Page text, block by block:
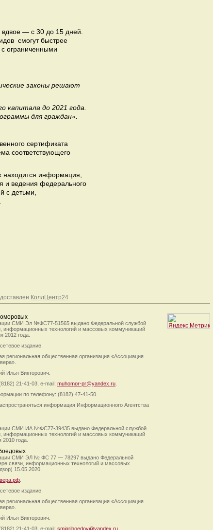
— с 30 до 15 дней.
смогут быстрее
ограниченными
законы решают
капитала до 2021 года.
для граждан».
сертификата
соответствующего
находится информация,
и ведения федерального
с детьми,
КоллЦентр24
СМИ Эл №ФС77-51565 выдано Федеральной службой
информационных технологий и массовых коммуникаций
2012 года.
издание.
региональная общественная организация «Ассоциация
Илья Викторович.
21-41-03, e-mail: muhomor-pr@yandex.ru
по телефону: (8182) 47-41-50.
информация Информационного Агентства
СМИ ИА №ФС77-39435 выдано Федеральной службой
информационных технологий и массовых коммуникаций
года.
СМИ ЭЛ № ФС 77 — 78297 выдано Федеральной
связи, информационных технологий и массовых
15.05.2020.
издание.
региональная общественная организация «Ассоциация
Илья Викторович.
21-41-03, e-mail: smigriboedov@yandex.ru